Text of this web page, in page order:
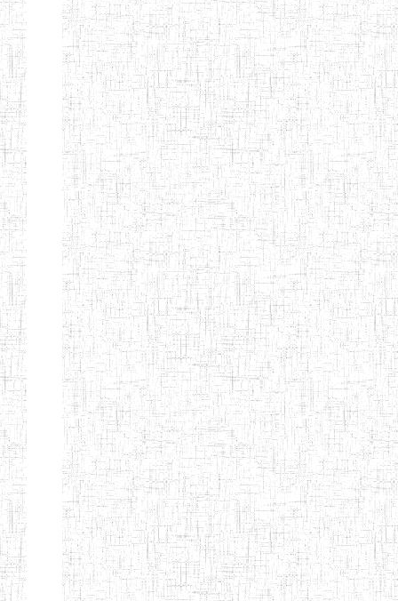
Afficher Page 4 sur 13 Total: 307
Début Préc. 1 2 3 4 5
6
Suivant
Fin
LE NORMALIEN
CITOYEN
ENIEG BILINGUE
CLAIRE
FONTAINE
03/10/2012 ENIEG
Etablissements
d'enseignement
secondaire
technique
et
professionnel